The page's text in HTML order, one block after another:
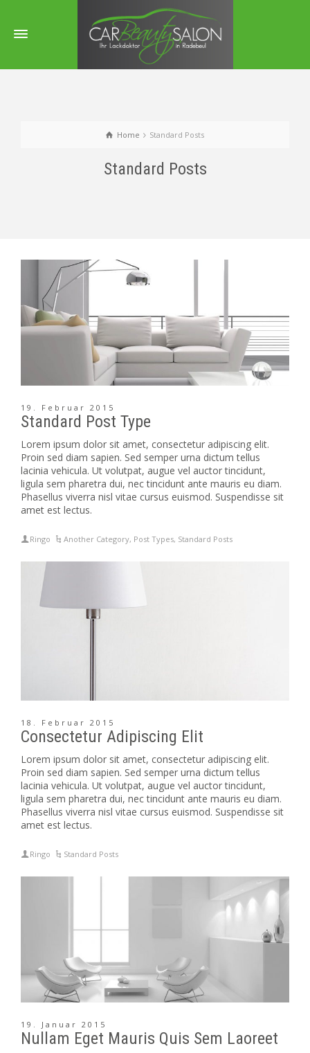
Home Standard Posts
Standard Posts
19. Februar 2015
Standard Post Type
Lorem ipsum dolor sit amet, consectetur adipiscing elit.
Proin sed diam sapien. Sed semper urna dictum tellus
lacinia vehicula. Ut volutpat, augue vel auctor tincidunt,
ligula sem pharetra dui, nec tincidunt ante mauris eu diam.
Phasellus viverra nisl vitae cursus euismod. Suspendisse sit
amet est lectus.
Ringo Another Category, Post Types, Standard Posts
18. Februar 2015
Consectetur Adipiscing Elit
Lorem ipsum dolor sit amet, consectetur adipiscing elit.
Proin sed diam sapien. Sed semper urna dictum tellus
lacinia vehicula. Ut volutpat, augue vel auctor tincidunt,
ligula sem pharetra dui, nec tincidunt ante mauris eu diam.
Phasellus viverra nisl vitae cursus euismod. Suspendisse sit
amet est lectus.
Ringo Standard Posts
19. Januar 2015
Nullam Eget Mauris Quis Sem Laoreet